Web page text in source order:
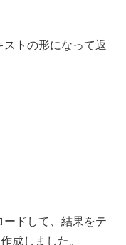
トの形になって返
ドして、結果をテ
成しました。